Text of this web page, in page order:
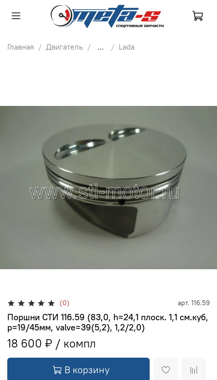
Главная Двигатель ... Lada
(0) арт. 116.59
Поршни СТИ 116.59 (83,0, h=24,1 плоск. 1,1 см.куб,
p=19/45мм, valve=39(5,2), 1,2/2,0)
18 600 ₽
В корзину